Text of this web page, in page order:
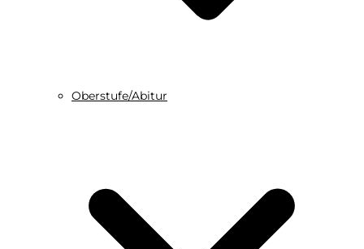
Oberstufe/Abitur